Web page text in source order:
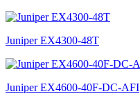
Juniper EX4300-48T
Juniper EX4600-40F-DC-AFI